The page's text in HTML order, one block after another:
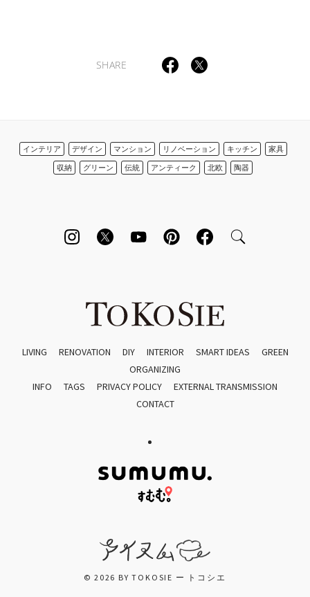
SHARE
インテリア デザイン マンション リノベーション キッチン
家具
収納
グリーン 伝統 アンティーク 北欧 陶器
LIVING RENOVATION DIY INTERIOR SMART IDEAS
GREEN
ORGANIZING
INFO
TAGS PRIVACY POLICY
EXTERNAL TRANSMISSION
CONTACT
© 2026 BY TOKOSIE ー トコシエ